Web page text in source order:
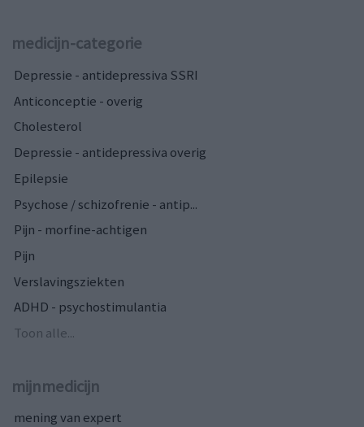
medicijn-categorie
Depressie - antidepressiva SSRI
Anticonceptie - overig
Cholesterol
Depressie - antidepressiva overig
Epilepsie
Psychose / schizofrenie - antip...
Pijn - morfine-achtigen
Pijn
Verslavingsziekten
ADHD - psychostimulantia
Toon alle...
mijnmedicijn
mening van expert